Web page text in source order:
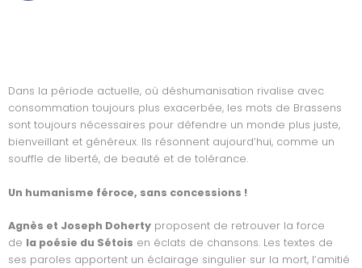
c
o
k
Dans la période actuelle, où déshumanisation rivalise avec
consommation toujours plus exacerbée, les mots de Brassens
sont toujours nécessaires pour défendre un monde plus juste,
bienveillant et généreux. Ils résonnent aujourd’hui, comme un
souffle de liberté, de beauté et de tolérance.
Un humanisme féroce, sans concessions !
Agnès et Joseph Doherty proposent de retrouver la force
de la poésie du Sétois en éclats de chansons. Les textes de
ses paroles apportent un éclairage singulier sur la mort, l’amitié